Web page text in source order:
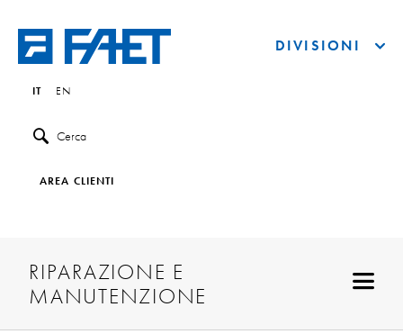
IT EN
Cerca
AREA CLIENTI
DIVISIONI
RIPARAZIONE E
MANUTENZIONE